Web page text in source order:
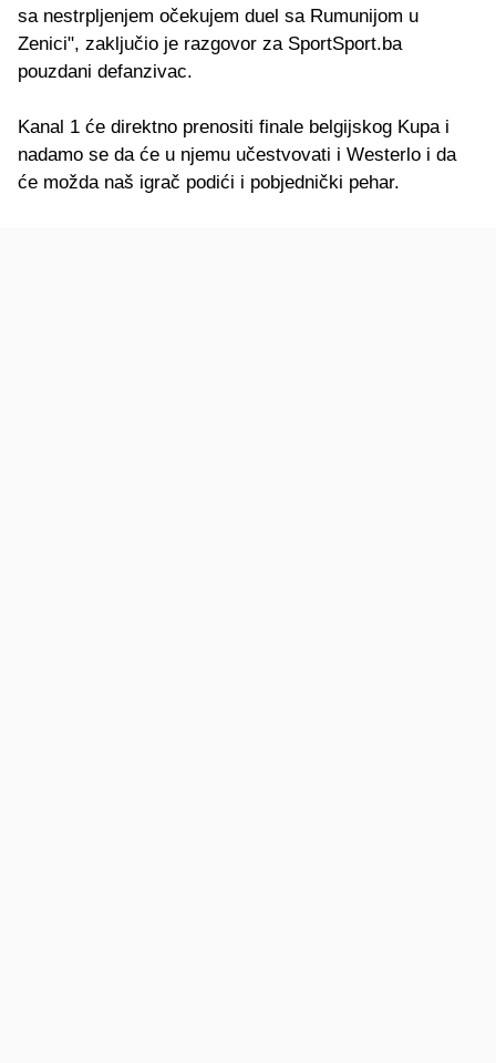
sa nestrpljenjem očekujem duel sa Rumunijom u
Zenici", zaključio je razgovor za SportSport.ba
pouzdani defanzivac.
Kanal 1 će direktno prenositi finale belgijskog Kupa i
nadamo se da će u njemu učestvovati i Westerlo i da
će možda naš igrač podići i pobjednički pehar.